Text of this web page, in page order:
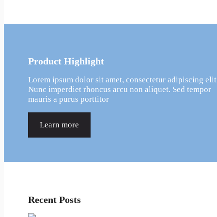
Product Highlight
Lorem ipsum dolor sit amet, consectetur adipiscing
Nunc imperdiet rhoncus arcu non aliquet. Sed tempor
mauris a purus porttitor
Learn more
Recent Posts